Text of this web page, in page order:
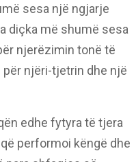
sesa një ngjarje
diçka më shumë sesa
njerëzimin tonë të
njëri-tjetrin dhe një
edhe fytyra të tjera
performoi këngë dhe